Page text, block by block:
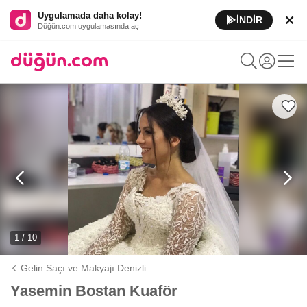
Uygulamada daha kolay!
Düğün.com uygulamasında aç
İNDİR
1 / 10
Gelin Saçı ve Makyajı Denizli
Yasemin Bostan Kuaför